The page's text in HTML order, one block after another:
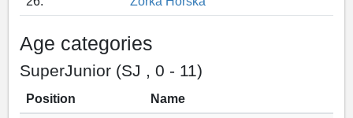
Age categories
SuperJunior (SJ , 0 - 11)
Position Name